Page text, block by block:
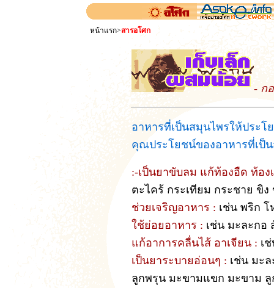
หน้าแรก>สารอโศก
- ก
อาหารที่เป็นสมุนไพรให้ประโ
คุณประโยชน์ของอาหารที่เป็
:-เป็นยาขับลม แก้ท้องอืด ท้อง
ตะไคร้ กระเทียม กระชาย ขิ
ช่วยเจริญอาหาร : เช่น พริก โ
ใช้ย่อยอาหาร : เช่น มะละกอ
แก้อาการคลื่นไส้ อาเจียน : เ
เป็นยาระบายอ่อนๆ : เช่น มะ
ลูกพรุน มะขามแขก มะขาม ลู